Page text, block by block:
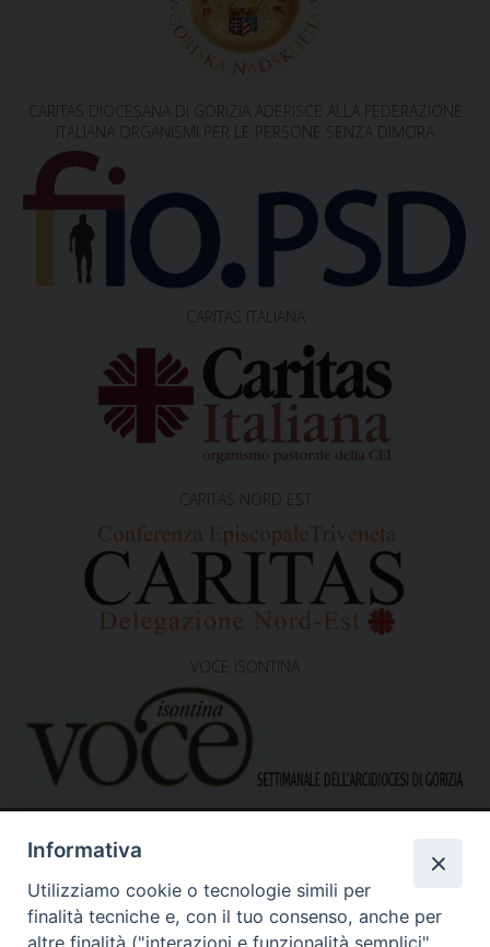
CARITAS DIOCESANA DI GORIZIA ADERISCE ALLA FEDERAZIONE
ITALIANA ORGANISMI PER LE PERSONE SENZA DIMORA
CARITAS ITALIANA
CARITAS NORD EST
VOCE ISONTINA
Informativa
Utilizziamo cookie o tecnologie simili per
finalità tecniche e, con il tuo consenso, anche per